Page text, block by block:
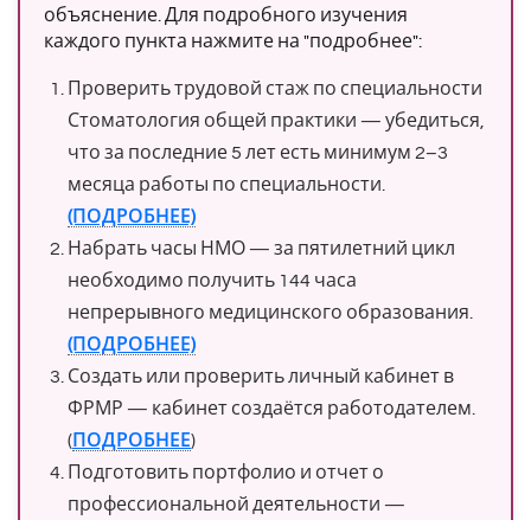
объяснение. Для подробного изучения
каждого пункта нажмите на "подробнее":
Проверить трудовой стаж по специальности
Стоматология общей практики — убедиться,
что за последние 5 лет есть минимум 2–3
месяца работы по специальности.
(ПОДРОБНЕЕ)
Набрать часы НМО — за пятилетний цикл
необходимо получить 144 часа
непрерывного медицинского образования.
(ПОДРОБНЕЕ)
Создать или проверить личный кабинет в
ФРМР — кабинет создаётся работодателем.
(ПОДРОБНЕЕ)
Подготовить портфолио и отчет о
профессиональной деятельности —